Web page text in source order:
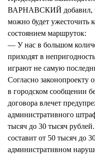
ВАРНАВСКИЙ добавил,
можно будет ужесточить
состоянием маршруток:
— У нас в большом
приходят в
играют не самую
Согласно законопроекту
в городском сообщении
договора влечет
административного
тысяч до 30 тысяч
составит от 50 тысяч до
административном